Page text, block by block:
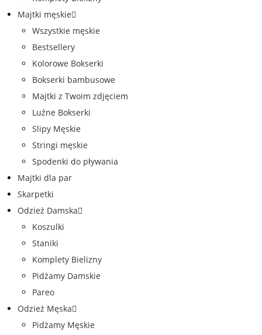
Majtki męskie
Wszystkie męskie
Bestsellery
Kolorowe Bokserki
Bokserki bambusowe
Majtki z Twoim zdjęciem
Luźne Bokserki
Slipy Męskie
Stringi męskie
Spodenki do pływania
Majtki dla par
Skarpetki
Odzież Damska
Koszulki
Staniki
Komplety Bielizny
Pidżamy Damskie
Pareo
Odzież Męska
Pidżamy Męskie